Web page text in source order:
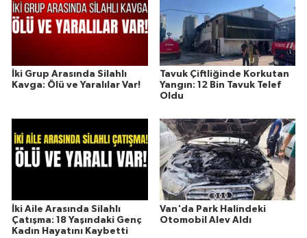
İki Grup Arasında Silahlı
Kavga: Ölü ve Yaralılar Var!
Tavuk Çiftliğinde Korkutan
Yangın: 12 Bin Tavuk Telef
Oldu
İki Aile Arasında Silahlı
Çatışma: 18 Yaşındaki Genç
Kadın Hayatını Kaybetti
Van'da Park Halindeki
Otomobil Alev Aldı